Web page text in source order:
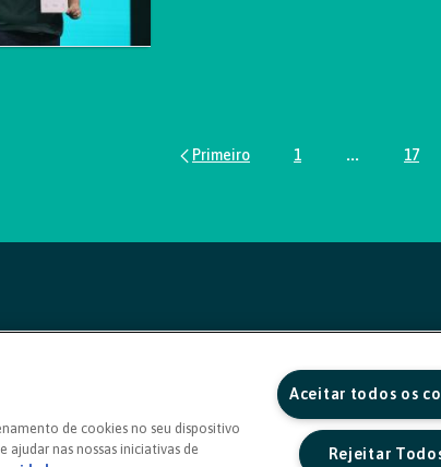
Página
1 ...Páginas17
de cookies no seu dispositivo
nas nossas iniciativas de
Aceitar todos os
Rejeitar